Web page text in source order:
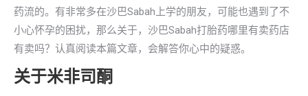
药流的。有非常多在沙巴Sabah上学的朋友，可能也遇到了不
小心怀孕的困扰，那么关于，沙巴Sabah打胎药哪里有卖药店
有卖吗？认真阅读本篇文章，会解答你心中的疑惑。
关于米非司酮